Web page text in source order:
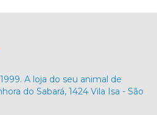
A loja do seu animal de
do Sabará, 1424 Vila Isa - São